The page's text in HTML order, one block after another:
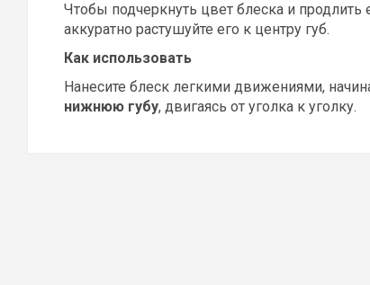
Чтобы подчеркнуть цвет блеска и продлить
аккуратно растушуйте его к центру губ.
Как использовать
Нанесите блеск легкими движениями,
нижнюю губу, двигаясь от уголка к уголку.